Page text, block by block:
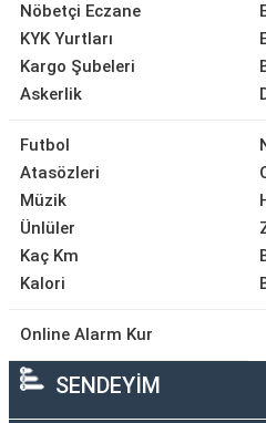
Nöbetçi Eczane
KYK Yurtları
Kargo Şubeleri
Askerlik
Futbol
Atasözleri
Müzik
Ünlüler
Kaç Km
Kalori
Online Alarm Kur
SENDEYİM